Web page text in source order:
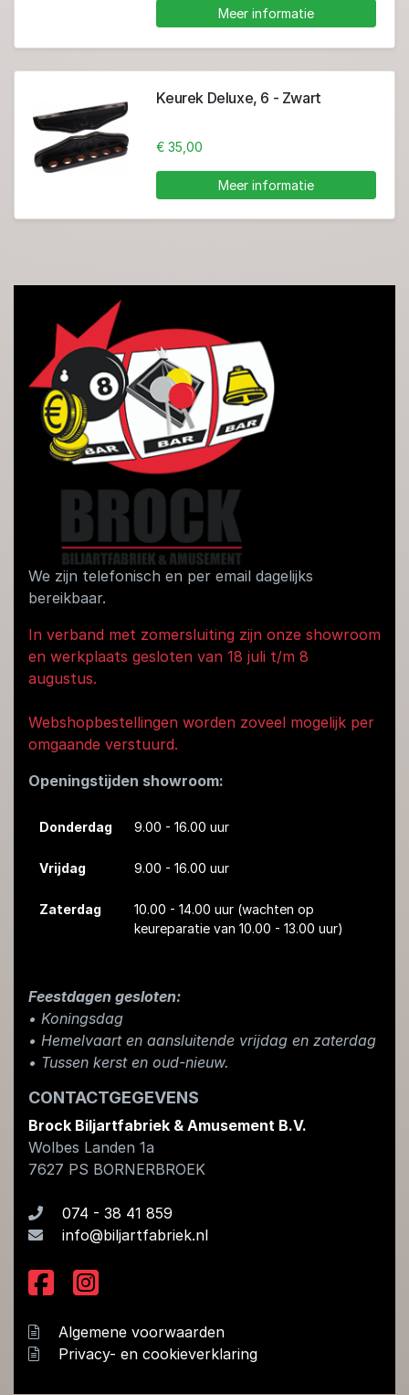
Meer informatie
Keurek Deluxe, 6 - Zwart
€ 35,00
Meer informatie
We zijn telefonisch en per email dagelijks
bereikbaar.
In verband met zomersluiting zijn onze showroom
en werkplaats gesloten van 18 juli t/m 8
augustus.
Webshopbestellingen worden zoveel mogelijk per
omgaande verstuurd.
Openingstijden showroom:
Donderdag 9.00 - 16.00 uur
Vrijdag 9.00 - 16.00 uur
Zaterdag 10.00 - 14.00 uur (wachten op
keureparatie van 10.00 - 13.00 uur)
Feestdagen gesloten:
• Koningsdag
​• Hemelvaart en aansluitende vrijdag en zaterdag
• Tussen kerst en oud-nieuw.
CONTACTGEGEVENS
Brock Biljartfabriek & Amusement B.V.
Wolbes Landen 1a
7627 PS BORNERBROEK
074 - 38 41 859
info@biljartfabriek.nl
Algemene voorwaarden
Privacy- en cookieverklaring